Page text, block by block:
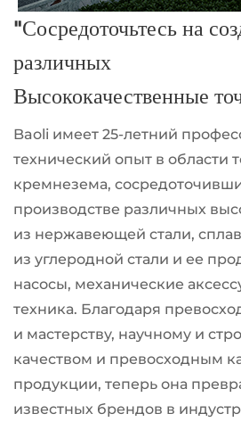
"Сосредоточьтесь на
различных
Высококачественные
Baoli имеет 25-летний
технический опыт в области
кремнезема,
производстве различных
из нержавеющей стали,
из углеродной стали и ее
насосы, механические
техника. Благодаря
и мастерству, научному и
качеством и превосходным
продукции, теперь она
известных брендов в